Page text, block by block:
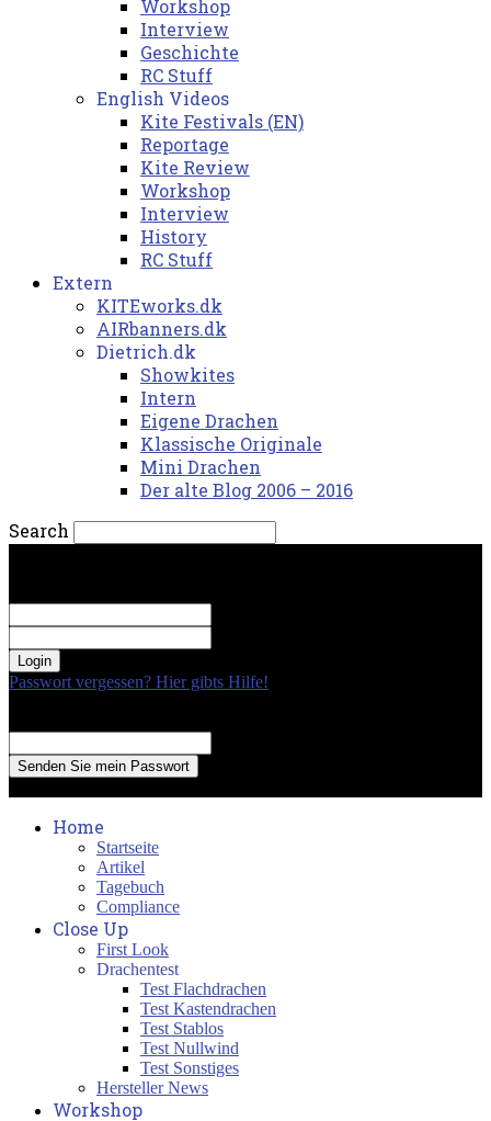
Workshop
Interview
Geschichte
RC Stuff
English Videos
Kite Festivals (EN)
Reportage
Kite Review
Workshop
Interview
History
RC Stuff
Extern
KITEworks.dk
AIRbanners.dk
Dietrich.dk
Showkites
Intern
Eigene Drachen
Klassische Originale
Mini Drachen
Der alte Blog 2006 – 2016
Search
Passwort vergessen? Hier gibts Hilfe!
Home
Startseite
Artikel
Tagebuch
Compliance
Close Up
First Look
Drachentest
Test Flachdrachen
Test Kastendrachen
Test Stablos
Test Nullwind
Test Sonstiges
Hersteller News
Workshop